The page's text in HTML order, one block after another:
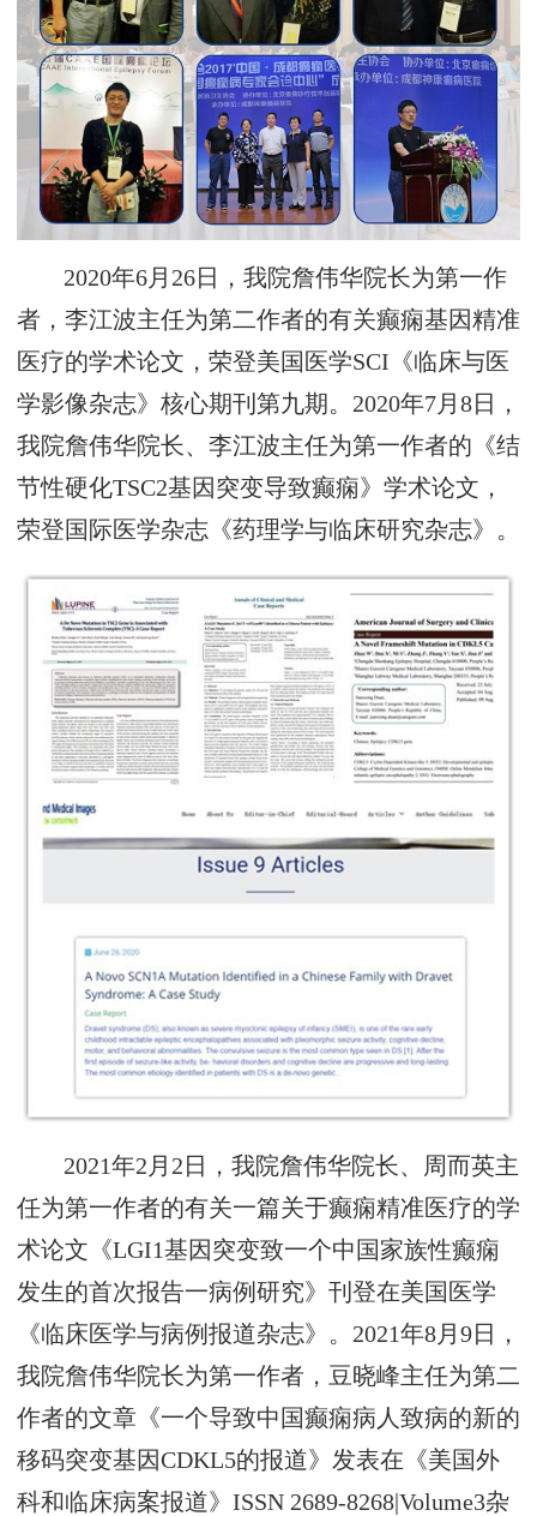
2020年6月26日，我院詹伟华院长为第一作
者，李江波主任为第二作者的有关癫痫基因精准
医疗的学术论文，荣登美国医学SCI《临床与医
学影像杂志》核心期刊第九期。2020年7月8日，
我院詹伟华院长、李江波主任为第一作者的《结
节性硬化TSC2基因突变导致癫痫》学术论文，
荣登国际医学杂志《药理学与临床研究杂志》。
2021年2月2日，我院詹伟华院长、周而英主
任为第一作者的有关一篇关于癫痫精准医疗的学
术论文《LGI1基因突变致一个中国家族性癫痫
发生的首次报告一病例研究》刊登在美国医学
《临床医学与病例报道杂志》。2021年8月9日，
我院詹伟华院长为第一作者，豆晓峰主任为第二
作者的文章《一个导致中国癫痫病人致病的新的
移码突变基因CDKL5的报道》发表在《美国外
科和临床病案报道》ISSN 2689-8268|Volume3杂